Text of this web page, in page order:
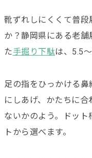
靴ずれしにくくて普
か？静岡県にある老
た手掘り下駄は、5.5
足の指をひっかける
にしあげ、かたちに
ないかのよう。ドッ
トから選べます。